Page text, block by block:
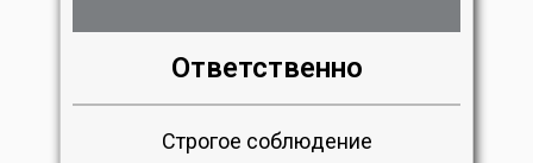
Ответственно
Строгое соблюдение